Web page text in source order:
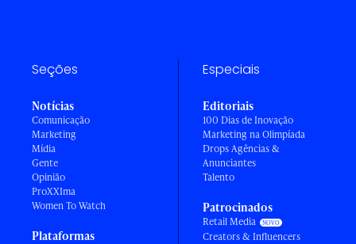
Seções
Notícias
Comunicação
Marketing
Mídia
Gente
Opinião
ProXXIma
Women To Watch
Plataformas
Especiais
Editoriais
100 Dias de Inovação
Marketing na Olimpíada
Drops Agências &
Anunciantes
Talento
Patrocinados
Retail Media
Creators & Influencers